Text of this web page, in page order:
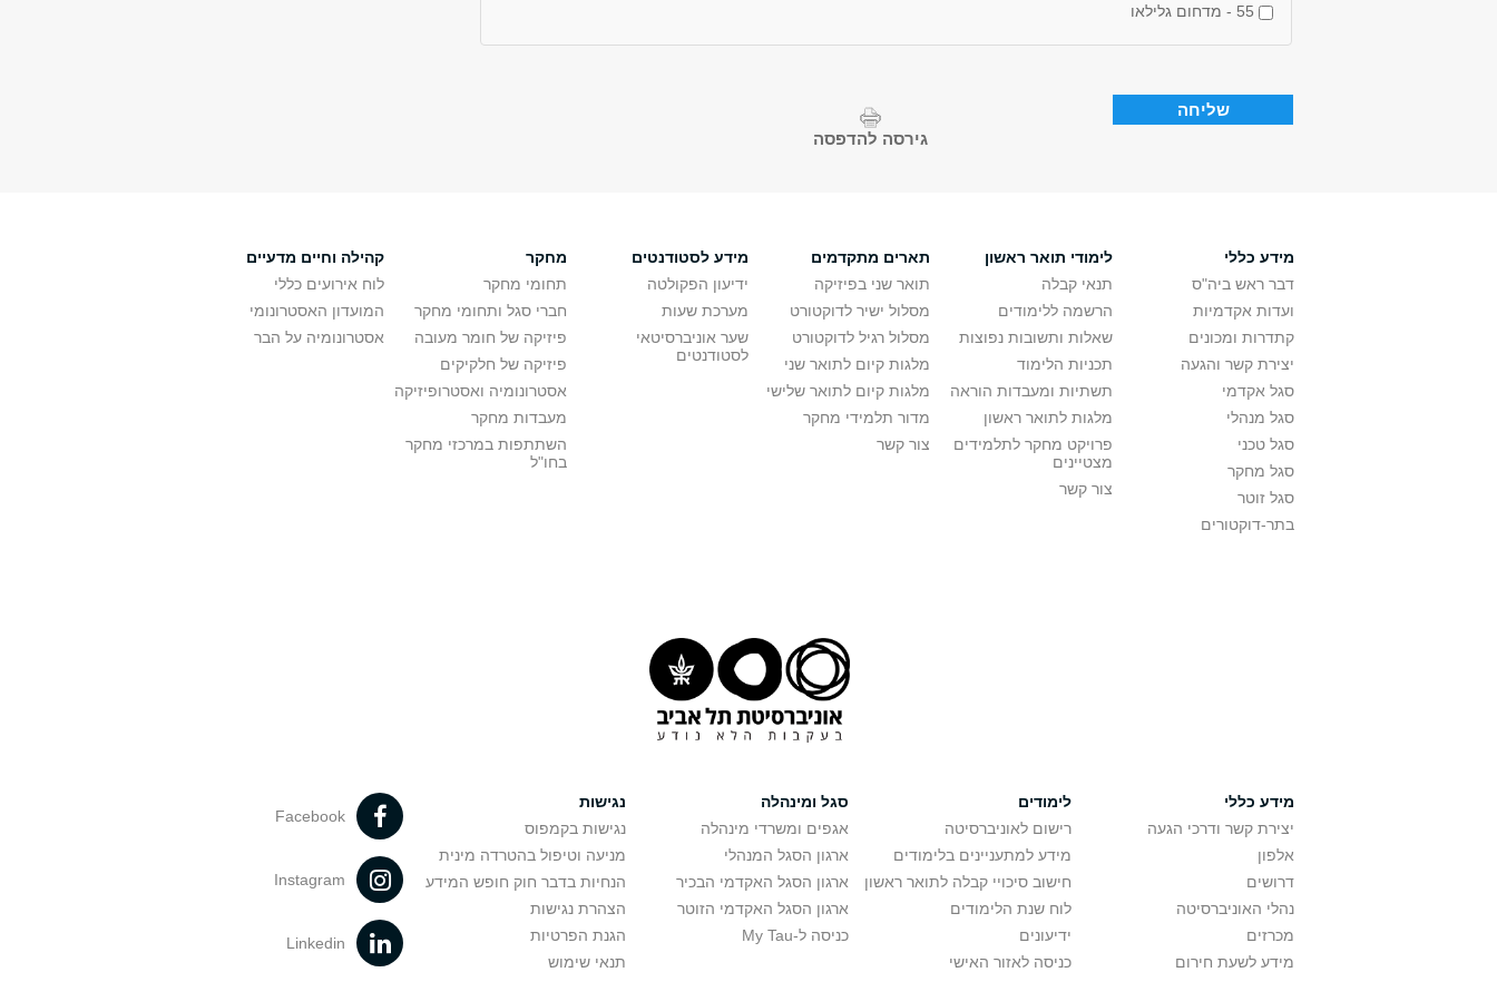
55 - מדחום גלילאו
גירסה להדפסה
מידע כללי
דבר ראש ביה"ס
ועדות אקדמיות
קתדרות ומכונים
יצירת קשר והגעה
סגל אקדמי
סגל מנהלי
סגל טכני
סגל מחקר
סגל זוטר
בתר-דוקטורים
לימודי תואר ראשון
תנאי קבלה
הרשמה ללימודים
שאלות ותשובות נפוצות
תכניות הלימוד
תשתיות ומעבדות הוראה
מלגות לתואר ראשון
פרויקט מחקר לתלמידים
מצטיינים
צור קשר
תארים מתקדמים
תואר שני בפיזיקה
מסלול ישיר לדוקטורט
מסלול רגיל לדוקטורט
מלגות קיום לתואר שני
מלגות קיום לתואר שלישי
מדור תלמידי מחקר
צור קשר
מידע לסטודנטים
ידיעון הפקולטה
מערכת שעות
שער אוניברסיטאי
לסטודנטים
מחקר
תחומי מחקר
חברי סגל ותחומי מחקר
פיזיקה של חומר מעובה
פיזיקה של חלקיקים
אסטרונומיה ואסטרופיזיקה
מעבדות מחקר
השתתפות במרכזי מחקר
בחו"ל
קהילה וחיים מדעיים
לוח אירועים כללי
המועדון האסטרונומי
אסטרונומיה על הבר
מידע כללי
יצירת קשר ודרכי הגעה
אלפון
דרושים
נהלי האוניברסיטה
מכרזים
מידע לשעת חירום
לימודים
רישום לאוניברסיטה
מידע למתעניינים בלימודים
חישוב סיכויי קבלה לתואר ראשון
לוח שנת הלימודים
ידיעונים
כניסה לאזור האישי
סגל ומינהלה
אגפים ומשרדי מינהלה
ארגון הסגל המנהלי
ארגון הסגל האקדמי הבכיר
ארגון הסגל האקדמי הזוטר
כניסה ל-My Tau
נגישות
נגישות בקמפוס
מניעה וטיפול בהטרדה מינית
הנחיות בדבר חוק חופש המידע
הצהרת נגישות
הגנת הפרטיות
תנאי שימוש
Facebook
Instagram
Linkedin